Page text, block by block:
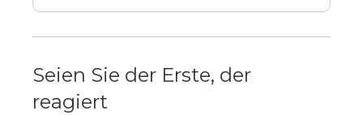
Seien Sie der Erste, der
reagiert